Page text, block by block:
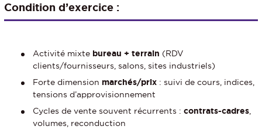
Condition d’exercice :
Activité mixte bureau + terrain (RDV
clients/fournisseurs, salons, sites industriels)
Forte dimension marchés/prix : suivi de cours, indices,
tensions d’approvisionnement
Cycles de vente souvent récurrents : contrats-cadres
volumes, reconduction